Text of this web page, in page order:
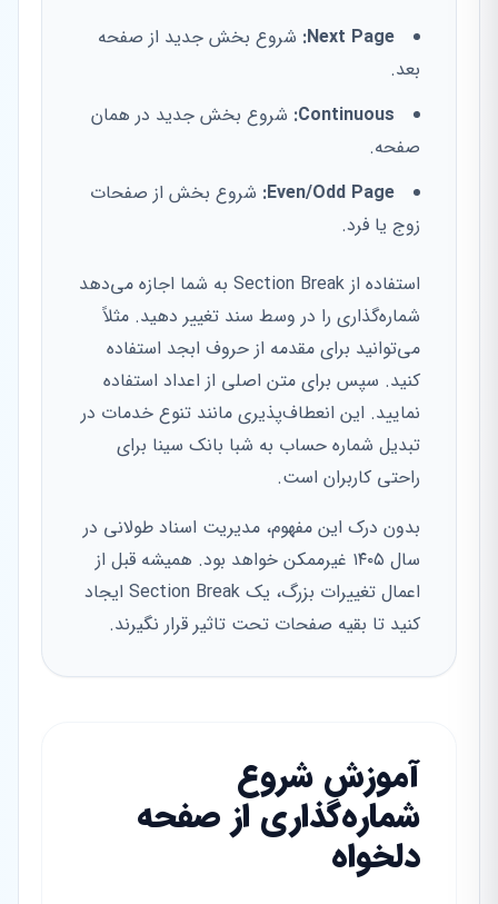
Next Page: شروع بخش جدید از صفحه
بعد.
Continuous: شروع بخش جدید در همان
صفحه.
Even/Odd Page: شروع بخش از صفحات
زوج یا فرد.
استفاده از Section Break به شما اجازه می‌دهد
شماره‌گذاری را در وسط سند تغییر دهید. مثلاً
می‌توانید برای مقدمه از حروف ابجد استفاده
کنید. سپس برای متن اصلی از اعداد استفاده
نمایید. این انعطاف‌پذیری مانند تنوع خدمات در
تبدیل شماره حساب به شبا بانک سینا برای
راحتی کاربران است.
بدون درک این مفهوم، مدیریت اسناد طولانی در
سال ۱۴۰۵ غیرممکن خواهد بود. همیشه قبل از
اعمال تغییرات بزرگ، یک Section Break ایجاد
کنید تا بقیه صفحات تحت تاثیر قرار نگیرند.
آموزش شروع
شماره‌گذاری از صفحه
دلخواه